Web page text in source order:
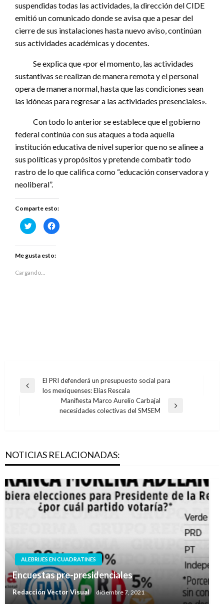
suspendidas todas las actividades, la dirección del CIDE
emitió un comunicado donde se avisa que a pesar del
cierre de sus instalaciones hasta nuevo aviso, continúan
sus actividades académicas y docentes.
Se explica que «por el momento, las actividades
sustantivas se realizan de manera remota y el personal
opera de manera normal, hasta que las condiciones sean
las idóneas para regresar a las actividades presenciales».
Con todo lo anterior se establece que el gobierno
federal continúa con sus ataques a toda aquella
institución educativa de nivel superior que no se alinee a
sus políticas y propósitos y pretende combatir todo
rastro de lo que califica como “educación conservadora y
neoliberal”.
Comparte esto:
Haz
clic
en
Twitter
(Se
en
Haz
clic
Me gusta esto:
Cargando...
Navegación
Entrada
El PRI defenderá un presupuesto social para
los mexiquenses: Elías Rescala
Manifiesta Marco Aurelio Carbajal
necesidades colectivas del SMSEM
NOTICIAS RELACIONADAS:
ALEBRIJES EN CUADRATINES
Encuestas pre-presidenciales
Redacción Vector Visual diciembre 7, 2021